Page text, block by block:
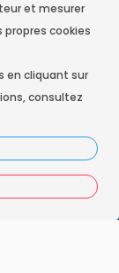
et mesurer
cookies
en cliquant sur
consultez